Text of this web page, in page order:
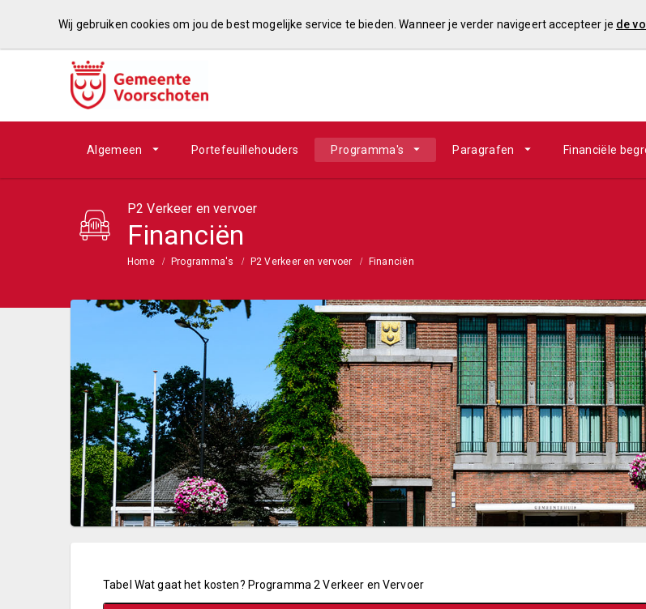
Wij gebruiken cookies om jou de best mogelijke service te bieden. Wanneer je verder navigeert accepteer je de
Algemeen Portefeuillehouders Programma's Paragrafen Financiële
P2 Verkeer en vervoer
Financiën
Home Programma's P2 Verkeer en vervoer Financiën
Tabel Wat gaat het kosten? Programma 2 Verkeer en Vervoer